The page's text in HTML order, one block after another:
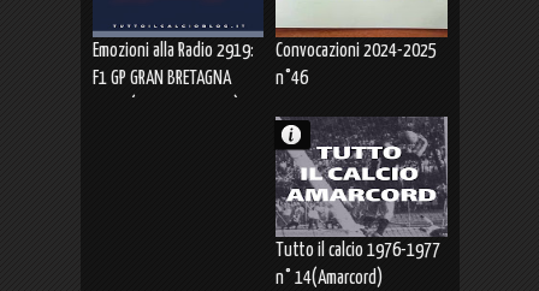
Emozioni alla Radio 2919:
F1 GP GRAN BRETAGNA
Convocazioni 2024-2025
n°46
Tutto il calcio 1976-1977
n° 14(Amarcord)